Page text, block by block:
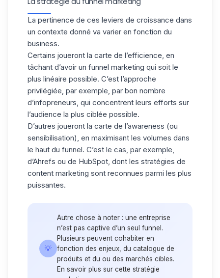
La pertinence de ces leviers de croissance dans
un contexte donné va varier en fonction du
business.
Certains joueront la carte de l’efficience, en
tâchant d’avoir un funnel marketing qui soit le
plus linéaire possible. C’est l’approche
privilégiée, par exemple, par bon nombre
d’infopreneurs , qui concentrent leurs efforts sur
l’audience la plus ciblée possible.
D’autres joueront la carte de l’awareness (ou
sensibilisation), en maximisant les volumes dans
le haut du funnel. C’est le cas, par exemple,
d’Ahrefs ou de HubSpot, dont les stratégies de
content marketing sont reconnues parmi les plus
puissantes.
💡
Autre chose à noter : une entreprise
n’est pas captive d’un seul funnel.
Plusieurs peuvent cohabiter en
fonction des enjeux, du catalogue de
produits et du ou des marchés cibles.
En savoir plus sur cette stratégie